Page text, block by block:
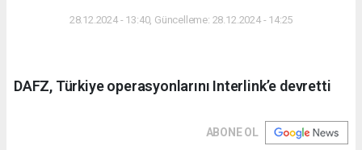
28.12.2024 - 13:40, Güncelleme: 28.12.2024 - 14:25
DAFZ, Türkiye operasyonlarını Interlink’e devretti
ABONE OL